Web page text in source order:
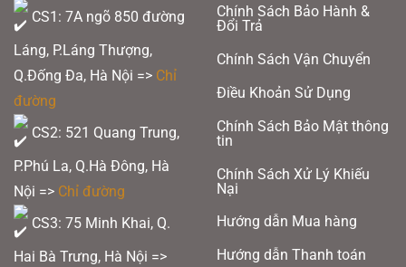
CS1: 7A ngõ 850 đường
Láng, P.Láng Thượng,
Q.Đống Đa, Hà Nội => Chỉ
đường
CS2: 521 Quang Trung,
P.Phú La, Q.Hà Đông, Hà
Nội => Chỉ đường
CS3: 75 Minh Khai, Q.
Hai Bà Trưng, Hà Nội =>
Chính Sách Bảo Hành &
Đổi Trả
Chính Sách Vận Chuyển
Điều Khoản Sử Dụng
Chính Sách Bảo Mật thông
tin
Chính Sách Xử Lý Khiếu
Nại
Hướng dẫn Mua hàng
Hướng dẫn Thanh toán